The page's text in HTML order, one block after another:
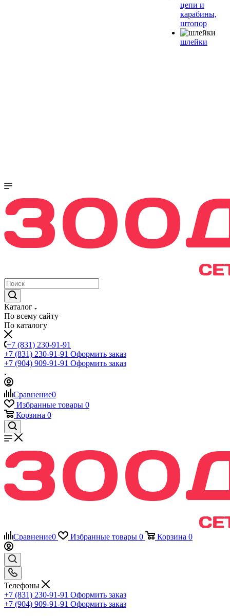
цепи и
карабины,
штопор
шлейки
Каталог
По всему сайту
По каталогу
+7 (831) 230-91-91
+7 (831) 230-91-91 Оформить заказ
+7 (904) 909-91-91 Оформить заказ
Сравнение0
Избранные товары 0
Корзина 0
Сравнение0 Избранные товары 0 Корзина 0
Телефоны
+7 (831) 230-91-91 Оформить заказ
+7 (904) 909-91-91 Оформить заказ